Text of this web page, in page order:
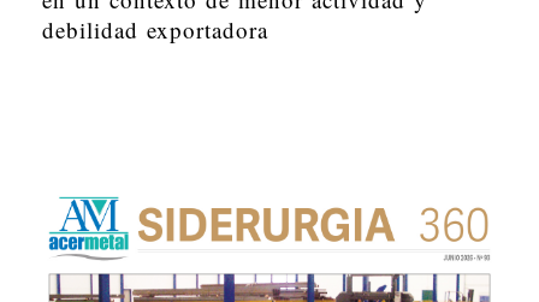
debilidad exportadora